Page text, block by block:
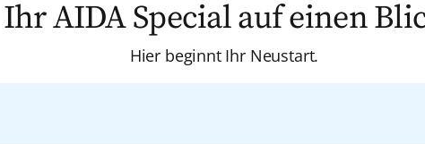
Ihr AIDA Special auf einen
Hier beginnt Ihr Neustart.